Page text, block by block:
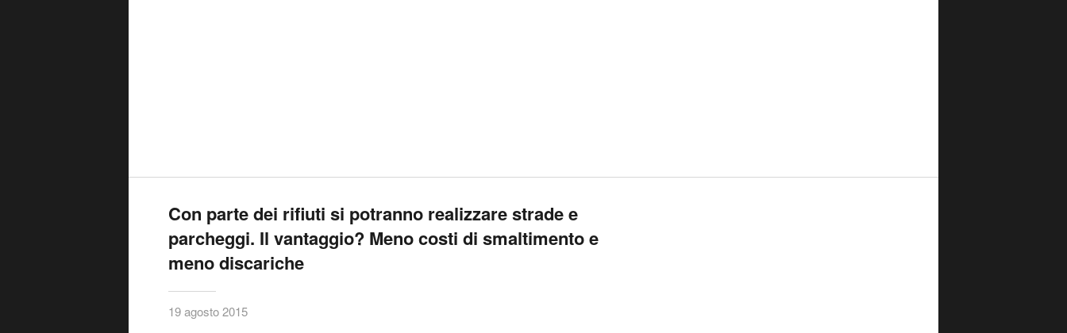
Con parte dei rifiuti si potranno realizzare strade e
parcheggi. Il vantaggio? Meno costi di smaltimento e
meno discariche
19 agosto 2015